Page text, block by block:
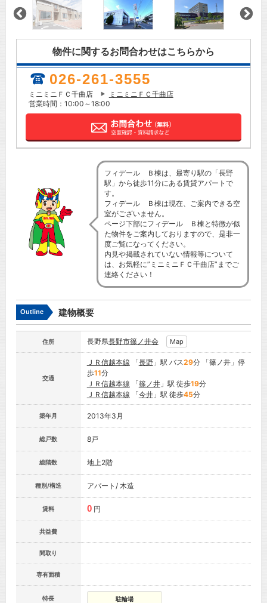
物件に関するお問合わせはこちらから
026-261-3555
ミニミニＦＣ千曲店
ミニミニＦＣ千曲店
営業時間：10:00～18:00
フィデール Ｂ棟は、最寄り駅の「長野
駅」から徒歩11分にある賃貸アパートで
す。
フィデール Ｂ棟は現在、ご案内できる空
室がございません。
ページ下部にフィデール Ｂ棟と特徴が似
た物件をご案内しておりますので、是非一
度ご覧になってください。
内見や掲載されていない情報等について
は、お気軽に”ミニミニＦＣ千曲店”までご
連絡ください！
Outline 建物概要
住所 長野県長野市篠ノ井会 Map
交通
ＪＲ信越本線 「長野」駅 バス29分 「篠ノ井」停
歩11分
ＪＲ信越本線 「篠ノ井」駅 徒歩19分
ＪＲ信越本線 「今井」駅 徒歩45分
築年月 2013年3月
総戸数 8戸
総階数 地上2階
種別/構造 アパート/ 木造
賃料 0 円
共益費
間取り
専有面積
特長 駐輪場